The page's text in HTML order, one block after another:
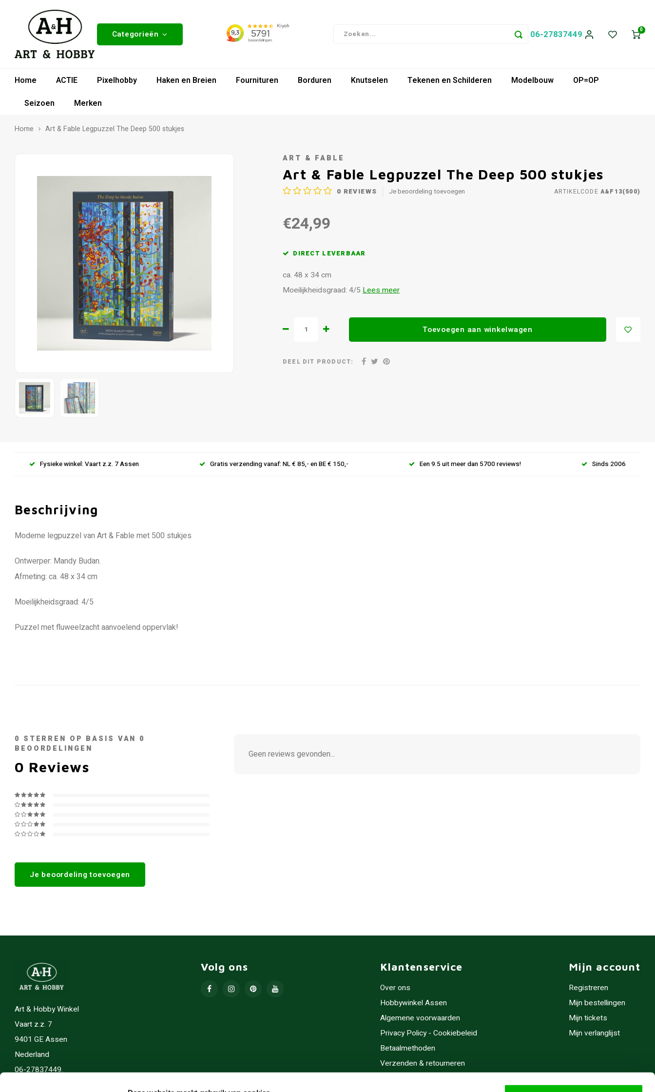
Categorieën 06-27837449 0
Home ACTIE Pixelhobby Haken en Breien Fournituren Borduren Knutselen Tekenen en Schilderen Modelbouw
OP=OP
Seizoen
Merken
Home Art & Fable Legpuzzel The Deep 500 stukjes
ART & FABLE
Art & Fable Legpuzzel The Deep 500 stukjes
0 REVIEWS Je beoordeling toevoegen ARTIKELCODE A&F13(500)
€24,99
DIRECT LEVERBAAR
ca. 48 x 34 cm
Moeilijkheidsgraad: 4/5 Lees meer
Toevoegen aan winkelwagen
DEEL DIT PRODUCT:
Fysieke winkel: Vaart z.z. 7 Assen Gratis verzending vanaf: NL € 85,- en BE € 150,- Een 9.5 uit meer dan 5700 reviews! Sinds 2006
Beschrijving
Moderne legpuzzel van Art & Fable met 500 stukjes
Ontwerper: Mandy Budan.
Afmeting: ca. 48 x 34 cm
Moeilijkheidsgraad: 4/5
Puzzel met fluweelzacht aanvoelend oppervlak!
0 STERREN OP BASIS VAN 0
BEOORDELINGEN
0 Reviews
Je beoordeling toevoegen
Geen reviews gevonden...
Art & Hobby Winkel
Vaart z.z. 7
9401 GE Assen
Nederland
06-27837449.
Volg ons Klantenservice
Over ons
Hobbywinkel Assen
Algemene voorwaarden
Privacy Policy - Cookiebeleid
Betaalmethoden
Verzenden & retourneren
Mijn account
Registreren
Mijn bestellingen
Mijn tickets
Mijn verlanglijst